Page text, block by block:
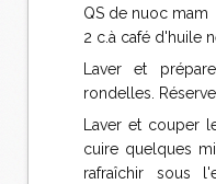
QS de nuoc mam
2 c.à café d'huile
Laver et
rondelles.
Laver et couper
cuire quelques
rafraîchir sous